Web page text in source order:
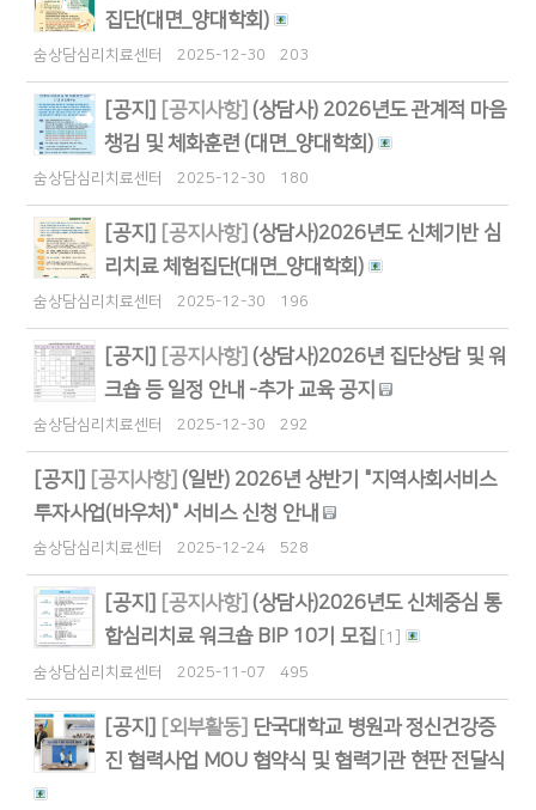
집단(대면_양대학회)
숨상담심리치료센터 2025-12-30 203
[공지] [공지사항] (상담사) 2026년도 관계적 마음
챙김 및 체화훈련 (대면_양대학회)
숨상담심리치료센터 2025-12-30 180
[공지] [공지사항] (상담사)2026년도 신체기반 심
리치료 체험집단(대면_양대학회)
숨상담심리치료센터 2025-12-30 196
[공지] [공지사항] (상담사)2026년 집단상담 및 워
크숍 등 일정 안내 -추가 교육 공지
숨상담심리치료센터 2025-12-30 292
[공지] [공지사항] (일반) 2026년 상반기 "지역사회서비스
투자사업(바우처)" 서비스 신청 안내
숨상담심리치료센터 2025-12-24 528
[공지] [공지사항] (상담사)2026년도 신체중심 통
합심리치료 워크숍 BIP 10기 모집
1
숨상담심리치료센터 2025-11-07 495
[공지] [외부활동]
단국대학교 병원과 정신건강증
진 협력사업 MOU 협약식 및 협력기관 현판 전달식